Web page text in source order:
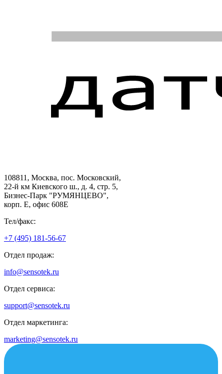
108811, Москва, пос. Московский,
22-й км Киевского ш., д. 4, стр. 5,
Бизнес-Парк "РУМЯНЦЕВО",
корп. Е, офис 608E
Тел/факс:
+7 (495) 181-56-67
Отдел продаж:
info@sensotek.ru
Отдел сервиса:
support@sensotek.ru
Отдел маркетинга:
marketing@sensotek.ru